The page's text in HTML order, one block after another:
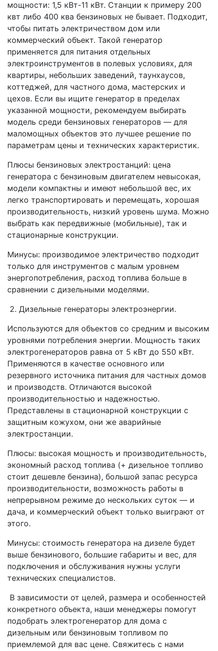
мощности: 1,5 кВт-11 кВт. Станции к примеру 200
квт либо 400 ква бензиновых не бывает. Подходит,
чтобы питать электричеством дом или
коммерческий объект. Такой генератор
применяется для питания отдельных
электроинструментов в полевых условиях, для
квартиры, небольших заведений, таунхаусов,
коттеджей, для частного дома, мастерских и
цехов. Если вы ищите генератор в пределах
указанной мощности, рекомендуем выбирать
модель среди бензиновых генераторов — для
маломощных объектов это лучшее решение по
параметрам цены и технических характеристик.
Плюсы бензиновых электростанций: цена
генератора с бензиновым двигателем невысокая,
модели компактны и имеют небольшой вес, их
легко транспортировать и перемещать, хорошая
производительность, низкий уровень шума. Можно
выбрать как передвижные (мобильные), так и
стационарные конструкции.
Минусы: производимое электричество подходит
только для инструментов с малым уровнем
энергопотребления, расход топлива больше в
сравнении с дизельными моделями.
2. Дизельные генераторы электроэнергии.
Используются для объектов со средним и высоким
уровнями потребления энергии. Мощность таких
электрогенераторов равна от 5 кВт до 550 кВт.
Применяются в качестве основного или
резервного источника питания для частных домов
и производств. Отличаются высокой
производительностью и надежностью.
Представлены в стационарной конструкции с
защитным кожухом, они же аварийные
электростанции.
Плюсы: высокая мощность и производительность,
экономный расход топлива (+ дизельное топливо
стоит дешевле бензина), большой запас ресурса
производительности, возможность работы в
непрерывном режиме до нескольких суток — и
дача, и коммерческий объект только выиграют от
этого.
Минусы: стоимость генератора на дизеле будет
выше бензинового, большие габариты и вес, для
подключения и обслуживания нужны услуги
технических специалистов.
В зависимости от целей, размера и особенностей
конкретного объекта, наши менеджеры помогут
подобрать электрогенератор для дома с
дизельным или бензиновым топливом по
приемлемой для вас цене. Свяжитесь с нами